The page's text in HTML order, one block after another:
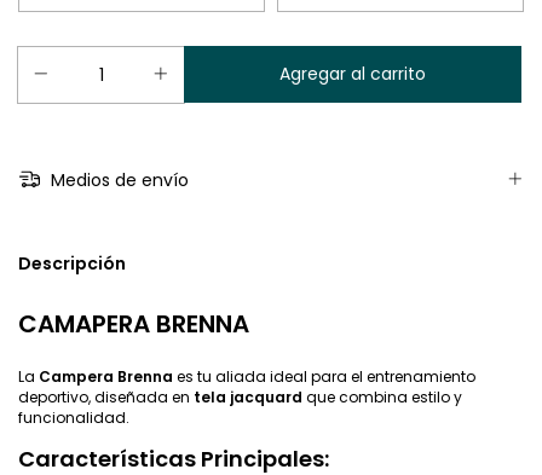
Medios de envío
Descripción
CAMAPERA BRENNA
La Campera Brenna es tu aliada ideal para el entrenamiento
deportivo, diseñada en tela jacquard que combina estilo y
funcionalidad.
Características Principales: